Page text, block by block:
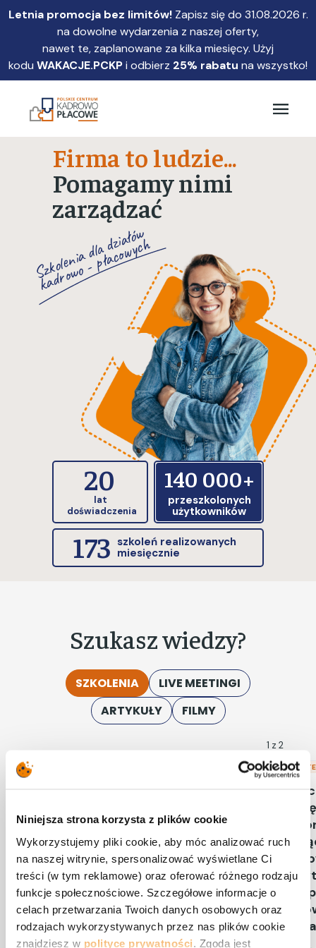
Niniejsza strona korzysta z plików cookie
Wykorzystujemy pliki cookie, aby móc analizować ruch
na naszej witrynie, spersonalizować wyświetlane Ci
treści (w tym reklamowe) oraz oferować różnego rodzaju
funkcje społecznościowe. Szczegółowe informacje o
celach przetwarzania Twoich danych osobowych oraz
rodzajach wykorzystywanych przez nas plików cookie
znajdziesz w polityce prywatności . Zgoda jest
Przejdź
treści
Letnia promocja bez limitów!Zapisz się do 31.08.2026 r.
na dowolne wydarzenia z naszej oferty,
nawet te, zaplanowane za kilka miesięcy. Użyj
kodu WAKACJE.PCKPi odbierz 25% rabatu na wszystko!
20
lat
doświadczenia
140 000+
przeszkolonych
użytkowników
173 szkoleń realizowanych
miesięcznie
Firma to ludzie...
Pomagamy nimi
zarządzać
S
z
k
ol
e
ni
a
dl
a
d
zi
ał
ó
w
k
a
d
r
o
w
o
-
pł
a
c
o
w
y
c
h
Szukasz wiedzy?
SZKOLENIA
LIVE MEETINGI
ARTYKUŁY
FILMY
1 z 2
terroryzmu dla kadr
zarządzających. Zasady
stosowania AML w
instytucjach obowiązanych, z
perspektywy osób
odpowiedzialnych za ten
obszar
RÓŻNE